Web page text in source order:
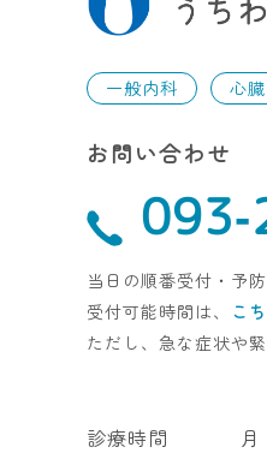
一般内科 心
お問い合わせ
093-
当日の順番受付・予
受付可能時間は、
こ
ただし、急な症状や
診療時間 月